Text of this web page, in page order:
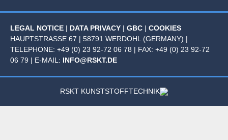
LEGAL NOTICE | DATA PRIVACY | GBC | COOKIES
HAUPTSTRASSE 67 | 58791 WERDOHL (GERMANY) | T
ELEPHONE: +49 (0) 23 92-72 06 78 | FAX: +49 (0) 23 92-72 0
6 79 |
E-MAIL: INFO@RSKT.DE